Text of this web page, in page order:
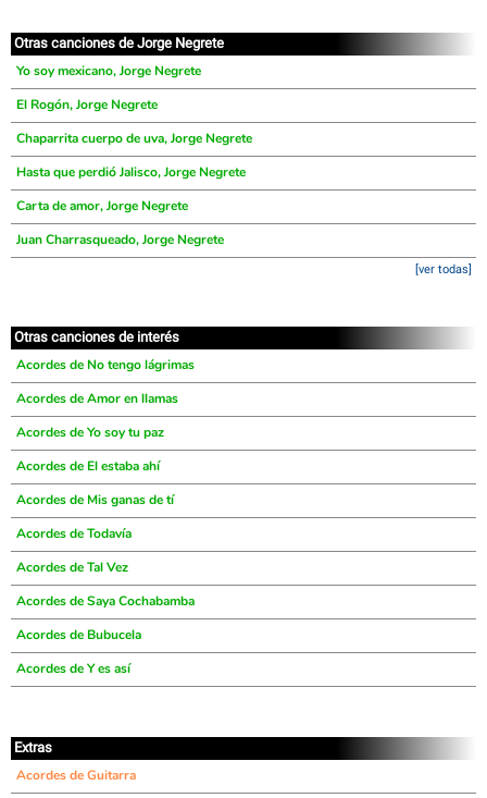
Otras canciones de Jorge Negrete
Yo soy mexicano, Jorge Negrete
El Rogón, Jorge Negrete
Chaparrita cuerpo de uva, Jorge Negrete
Hasta que perdió Jalisco, Jorge Negrete
Carta de amor, Jorge Negrete
Juan Charrasqueado, Jorge Negrete
[ver todas]
Otras canciones de interés
Acordes de No tengo lágrimas
Acordes de Amor en llamas
Acordes de Yo soy tu paz
Acordes de El estaba ahí
Acordes de Mis ganas de tí
Acordes de Todavía
Acordes de Tal Vez
Acordes de Saya Cochabamba
Acordes de Bubucela
Acordes de Y es así
Extras
Acordes de Guitarra